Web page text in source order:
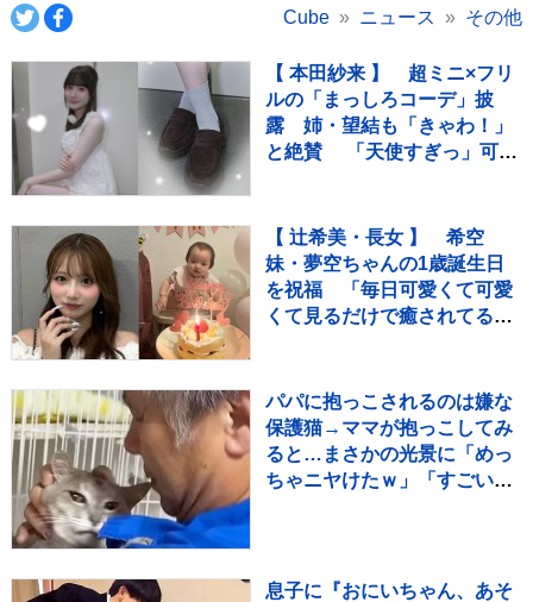
Cube ニュース その他
【 本田紗来 】 超ミニ×フリ
ルの「まっしろコーデ」披
露 姉・望結も「きゃわ！」
と絶賛 「天使すぎっ」可愛
【 辻希美・長女 】 希空
妹・夢空ちゃんの1歳誕生日
を祝福 「毎日可愛くて可愛
くて見るだけで癒されてる
パパに抱っこされるのは嫌な
保護猫→ママが抱っこしてみ
ると…まさかの光景に「めっ
ちゃニヤけたｗ」「すごいｗ
息子に『おにいちゃん、あそ